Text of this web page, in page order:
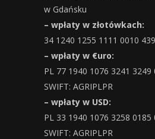
w Gdańsku
– wpłaty w złotówkach:
34 1240 1255 1111 0010
– wpłaty w €uro:
PL 77 1940 1076 3241 3249
SWIFT: AGRIPLPR
– wpłaty w USD:
PL 33 1940 1076 3258 0185
SWIFT: AGRIPLPR